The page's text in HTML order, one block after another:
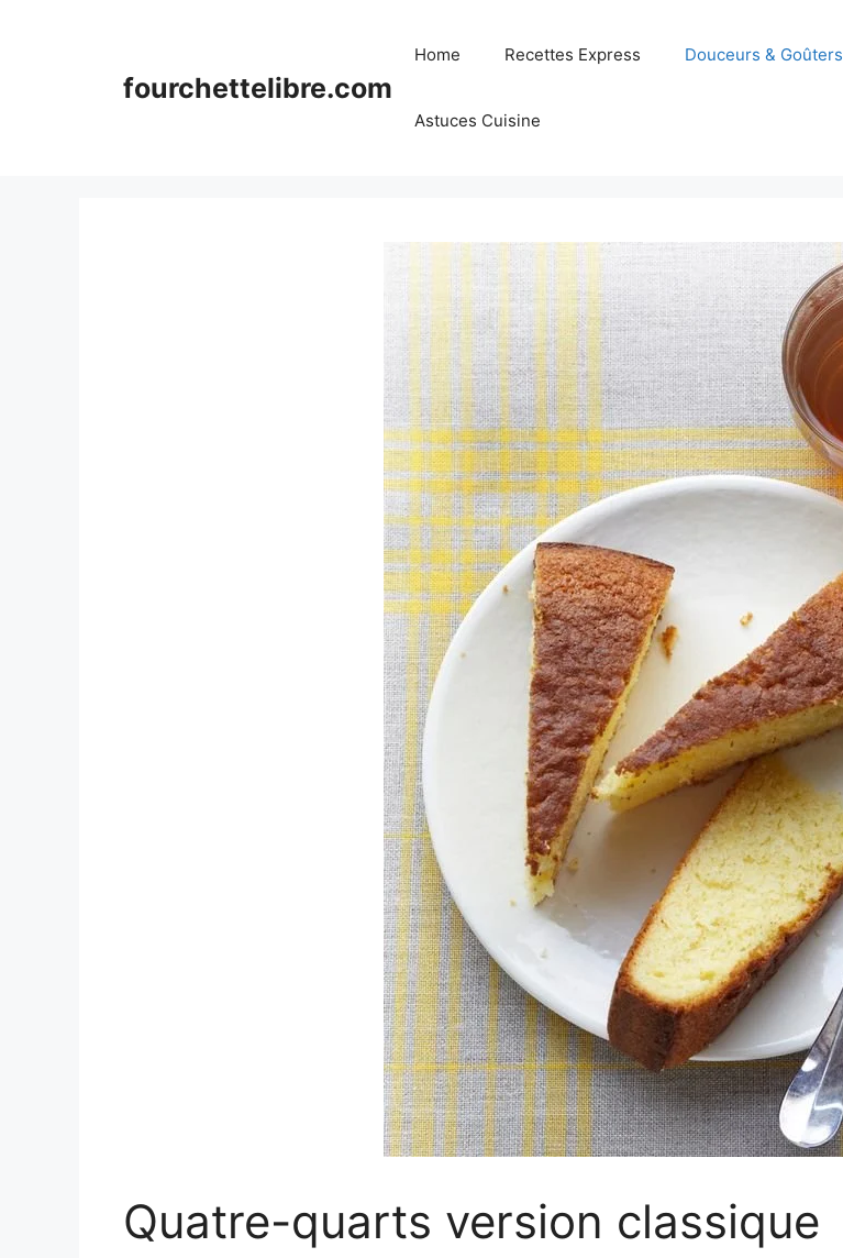
fourchettelibre.com
Home Recettes Express Douceurs & Goûters
Astuces Cuisine
Quatre-quarts version classique